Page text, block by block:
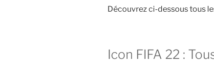
Découvrez ci-dessous tous
Icon FIFA 22 :